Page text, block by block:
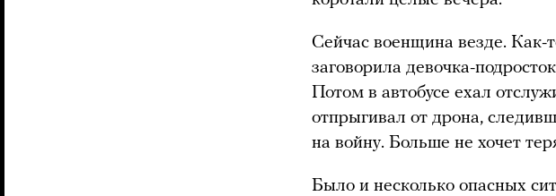
Сейчас военщина везде. Как-
заговорила девочка-
Потом в автобусе ехал
отпрыгивал от дрона,
на войну. Больше не хочет
Было и несколько опасных